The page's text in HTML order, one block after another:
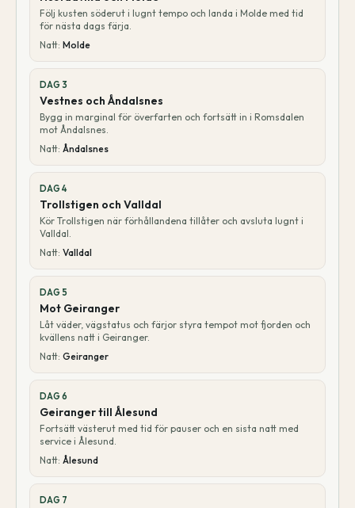
Följ kusten söderut i lugnt tempo och landa i Molde med tid
för nästa dags färja.
Natt: Molde
DAG3
Vestnes och Åndalsnes
Bygg in marginal för överfarten och fortsätt in i Romsdalen
mot Åndalsnes.
Natt: Åndalsnes
DAG4
Trollstigen och Valldal
Kör Trollstigen när förhållandena tillåter och avsluta lugnt i
Valldal.
Natt: Valldal
DAG5
Mot Geiranger
Låt väder, vägstatus och färjor styra tempot mot fjorden och
kvällens natt i Geiranger.
Natt: Geiranger
DAG6
Geiranger till Ålesund
Fortsätt västerut med tid för pauser och en sista natt med
service i Ålesund.
Natt: Ålesund
DAG 7